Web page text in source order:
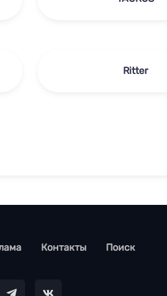
Ritter
Контакты Поиск